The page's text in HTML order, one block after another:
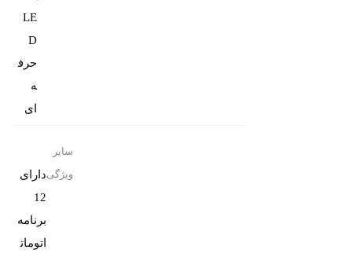
LE
D
حرف
ه
ای
سایر
ویژگیدارای
12
برنامه
اتومات